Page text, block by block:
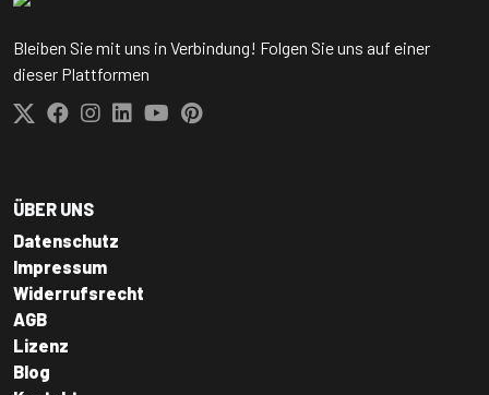
Bleiben Sie mit uns in Verbindung! Folgen Sie uns auf einer
dieser Plattformen
ÜBER UNS
Datenschutz
Impressum
Widerrufsrecht
AGB
Lizenz
Blog